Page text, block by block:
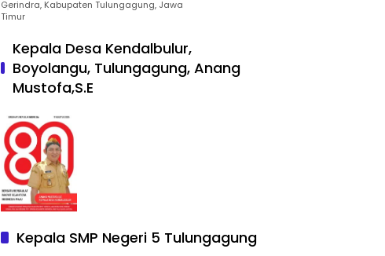
Gerindra, Kabupaten Tulungagung, Jawa
Timur
Kepala Desa Kendalbulur,
Boyolangu, Tulungagung, Anang
Mustofa,S.E
Kepala SMP Negeri 5 Tulungagung